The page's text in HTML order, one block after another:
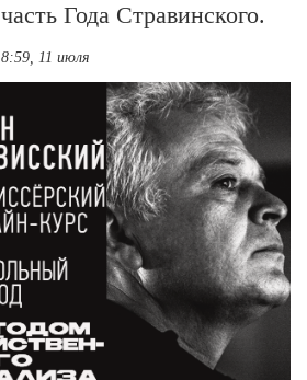
часть Года Стравинского.
8:59, 11 июля